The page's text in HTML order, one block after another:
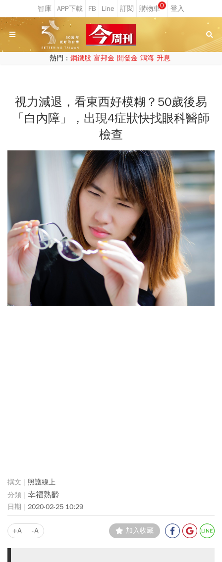
0
熱門： 鋼鐵股 富邦金 開發金 鴻海 升息
視力減退，看東西好模糊？50歲後易
「白內障」，出現4症狀快找眼科醫師
檢查
照護線上
幸福熟齡
2020-02-25 10:29
+A -A 加入收藏